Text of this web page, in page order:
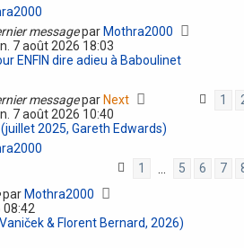
messagepar Mothra2000
7 août 2026 18:03
ENFIN dire adieu à Baboulinet
1
messagepar Next
7 août 2026 10:40
2025, Gareth Edwards)
1 5 6 7
par Mothra2000
08:42
& Florent Bernard, 2026)